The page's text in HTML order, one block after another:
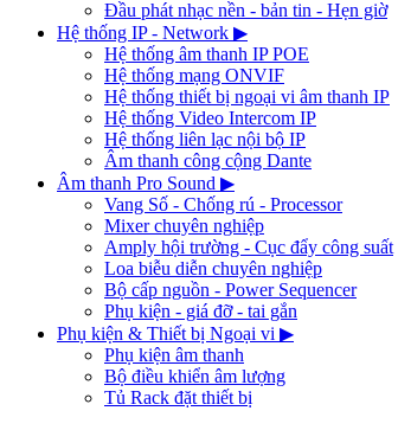
Đầu phát nhạc nền - bản tin - Hẹn giờ
Hệ thống IP - Network ▶
Hệ thống âm thanh IP POE
Hệ thống mạng ONVIF
Hệ thống thiết bị ngoại vi âm thanh IP
Hệ thống Video Intercom IP
Hệ thống liên lạc nội bộ IP
Âm thanh công cộng Dante
Âm thanh Pro Sound ▶
Vang Số - Chống rú - Processor
Mixer chuyên nghiệp
Amply hội trường - Cục đẩy công suất
Loa biễu diễn chuyên nghiệp
Bộ cấp nguồn - Power Sequencer
Phụ kiện - giá đỡ - tai gắn
Phụ kiện & Thiết bị Ngoại vi ▶
Phụ kiện âm thanh
Bộ điều khiển âm lượng
Tủ Rack đặt thiết bị